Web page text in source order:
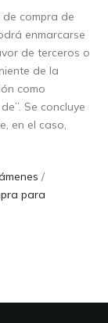
compra de
enmarcarse
de terceros o
de la
como
Se concluye
en el caso,
/
para